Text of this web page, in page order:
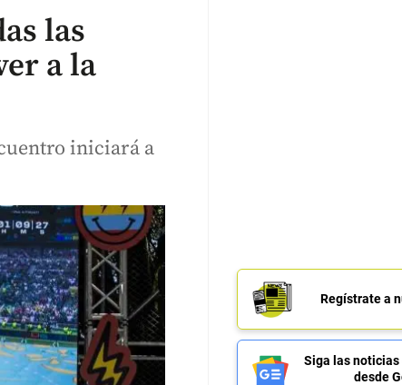
las
a la
iniciará a
Regístrate a
Siga las noticias
desde